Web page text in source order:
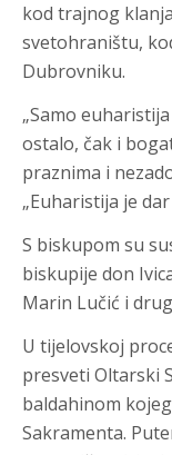
kod trajnog
svetohraništu,
Dubrovniku.
„Samo
ostalo, čak i
praznima i
„Euharistija je
S biskupom su
biskupije don
Marin Lučić i
U tijelovskoj
presveti Oltarski
baldahinom
Sakramenta.